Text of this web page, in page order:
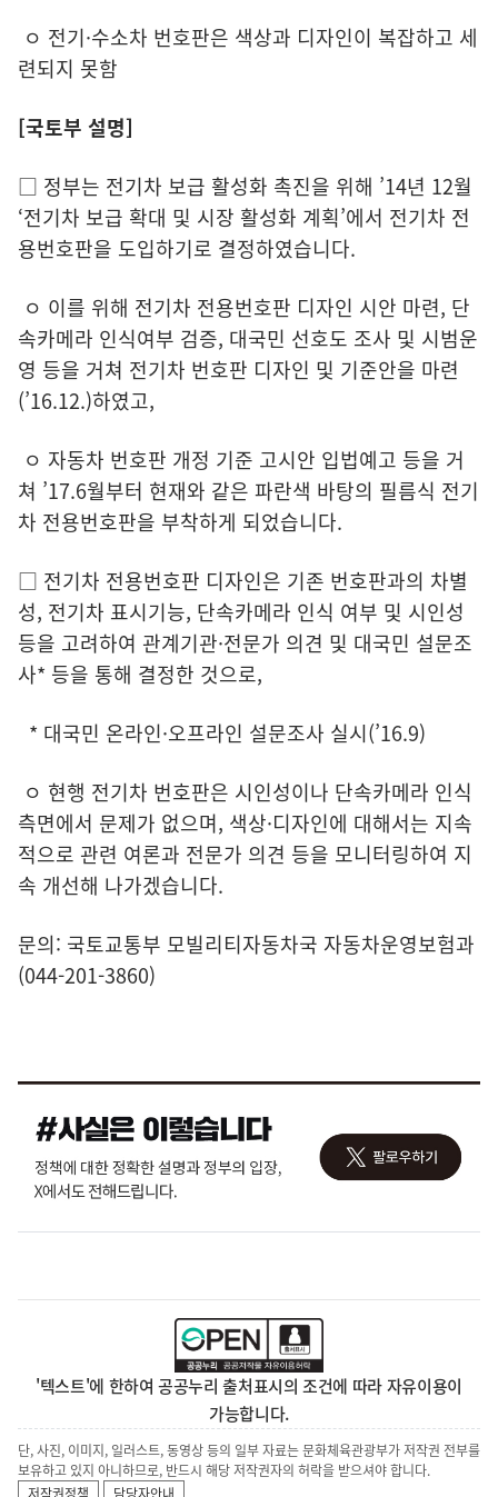
ㅇ 전기·수소차 번호판은 색상과 디자인이 복잡하고 세
련되지 못함
[국토부 설명]
□ 정부는 전기차 보급 활성화 촉진을 위해 ’14년 12월
‘전기차 보급 확대 및 시장 활성화 계획’에서 전기차 전
용번호판을 도입하기로 결정하였습니다.
ㅇ 이를 위해 전기차 전용번호판 디자인 시안 마련, 단
속카메라 인식여부 검증, 대국민 선호도 조사 및 시범운
영 등을 거쳐 전기차 번호판 디자인 및 기준안을 마련
(’16.12.)하였고,
ㅇ 자동차 번호판 개정 기준 고시안 입법예고 등을 거
쳐 ’17.6월부터 현재와 같은 파란색 바탕의 필름식 전기
차 전용번호판을 부착하게 되었습니다.
□ 전기차 전용번호판 디자인은 기존 번호판과의 차별
성, 전기차 표시기능, 단속카메라 인식 여부 및 시인성
등을 고려하여 관계기관·전문가 의견 및 대국민 설문조
사* 등을 통해 결정한 것으로,
* 대국민 온라인·오프라인 설문조사 실시(’16.9)
ㅇ 현행 전기차 번호판은 시인성이나 단속카메라 인식
측면에서 문제가 없으며, 색상·디자인에 대해서는 지속
적으로 관련 여론과 전문가 의견 등을 모니터링하여 지
속 개선해 나가겠습니다.
문의: 국토교통부 모빌리티자동차국 자동차운영보험과
(044-201-3860)
'텍스트'에 한하여 공공누리 출처표시의 조건에 따라 자유이용이
가능합니다.
단, 사진, 이미지, 일러스트, 동영상 등의 일부 자료는 문화체육관광부가 저작권 전부를
보유하고 있지 아니하므로, 반드시 해당 저작권자의 허락을 받으셔야 합니다.